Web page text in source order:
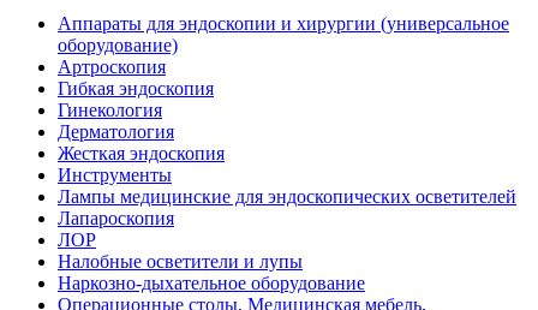
Аппараты для эндоскопии и хирургии (универсальное
оборудование)
Артроскопия
Гибкая эндоскопия
Гинекология
Дерматология
Жесткая эндоскопия
Инструменты
Лампы медицинские для эндоскопических осветителей
Лапароскопия
ЛОР
Налобные осветители и лупы
Наркозно-дыхательное оборудование
Операционные столы, Медицинская мебель,